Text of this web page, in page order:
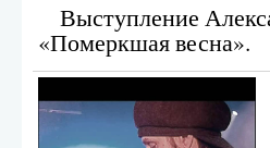
Выступление
«Померкшая весна».